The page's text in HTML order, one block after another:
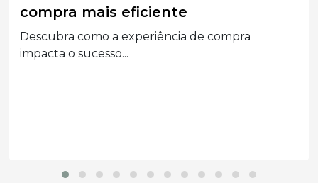
condenou Associações Empresariais
e seus Dirigentes por assédio
eleitoral